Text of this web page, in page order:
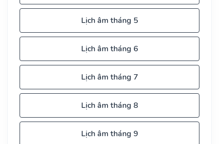
Lịch âm tháng 5
Lịch âm tháng 6
Lịch âm tháng 7
Lịch âm tháng 8
Lịch âm tháng 9